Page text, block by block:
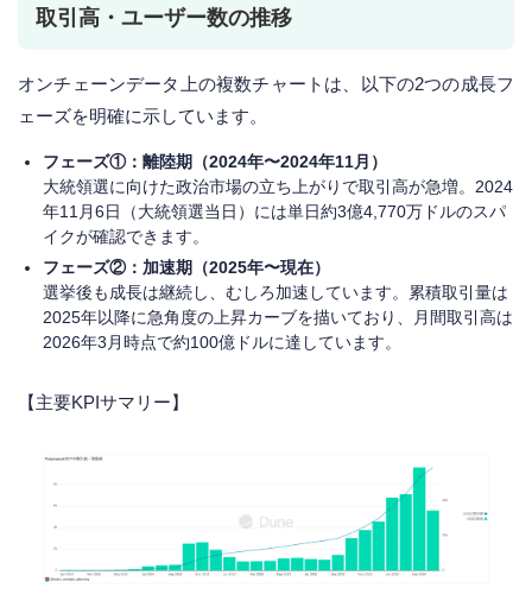
取引高・ユーザー数の推移
オンチェーンデータ上の複数チャートは、以下の2つの成長フ
ェーズを明確に示しています。
フェーズ①：離陸期（2024年〜2024年11月）
大統領選に向けた政治市場の立ち上がりで取引高が急増。2024
年11月6日（大統領選当日）には単日約3億4,770万ドルのスパ
イクが確認できます。
フェーズ②：加速期（2025年〜現在）
選挙後も成長は継続し、むしろ加速しています。累積取引量は
2025年以降に急角度の上昇カーブを描いており、月間取引高は
2026年3月時点で約100億ドルに達しています。
【主要KPIサマリー】